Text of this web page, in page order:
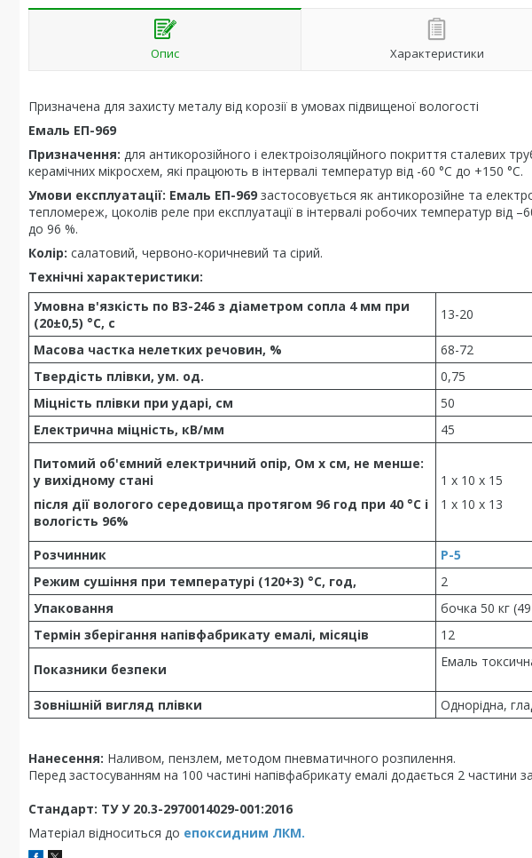
Опис Характеристики
Призначена для захисту металу від корозії в умовах підвищеної вологості
Емаль ЕП-969
Призначення: для антикорозійного і електроізоляційного покриття сталевих
керамічних мікросхем, які працюють в інтервалі температур від -60 °С до +150 °С.
Умови експлуатації: Емаль ЕП-969 застосовується як антикорозійне та
тепломереж, цоколів реле при експлуатації в інтервалі робочих температур від
до 96 %.
Колір: салатовий, червоно-коричневий та сірий.
Технічні характеристики:
Умовна в'язкість по ВЗ-246 з діаметром сопла 4 мм при
(20±0,5) °С, с
13-20
Масова частка нелетких речовин, %
68-72
Твердість плівки, ум. од.
0,75
Міцність плівки при ударі, см
50
Електрична міцність, кВ/мм
45
Питомий об'ємний електричний опір, Ом х см, не менше:
у вихідному стані
після дії вологого середовища протягом 96 год при 40 °С і
вологість 96%
1 х 10 х 15
1 х 10 х 13
Розчинник
Р-5
Режим сушіння при температурі (120+3) °С, год,
2
Упаковання
бочка 50 кг
Термін зберігання напівфабрикату емалі, місяців
12
Показники безпеки Емаль
Зовнішній вигляд плівки Однорідна,
Нанесення: Наливом, пензлем, методом пневматичного розпилення.
Перед застосуванням на 100 частині напівфабрикату емалі додається 2 частини
Стандарт: ТУ У 20.3-2970014029-001:2016
Матеріал відноситься до епоксидним ЛКМ.